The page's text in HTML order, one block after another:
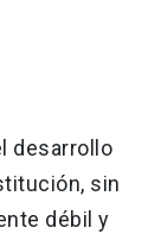
desarrollo
sin
débil y